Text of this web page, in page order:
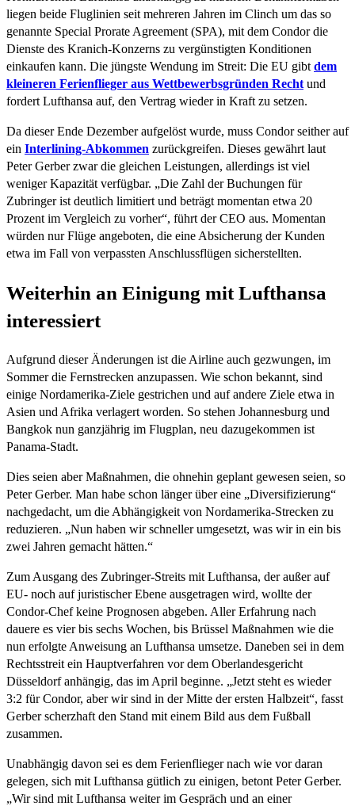
liegen beide Fluglinien seit mehreren Jahren im Clinch um das so
genannte Special Prorate Agreement (SPA), mit dem Condor die
Dienste des Kranich-Konzerns zu vergünstigten Konditionen
einkaufen kann. Die jüngste Wendung im Streit: Die EU gibt dem
kleineren Ferienflieger aus Wettbewerbsgründen Recht und
fordert Lufthansa auf, den Vertrag wieder in Kraft zu setzen.
Da dieser Ende Dezember aufgelöst wurde, muss Condor seither auf
ein Interlining-Abkommen zurückgreifen. Dieses gewährt laut
Peter Gerber zwar die gleichen Leistungen, allerdings ist viel
weniger Kapazität verfügbar. „Die Zahl der Buchungen für
Zubringer ist deutlich limitiert und beträgt momentan etwa 20
Prozent im Vergleich zu vorher“, führt der CEO aus. Momentan
würden nur Flüge angeboten, die eine Absicherung der Kunden
etwa im Fall von verpassten Anschlussflügen sicherstellten.
Weiterhin an Einigung mit Lufthansa
interessiert
Aufgrund dieser Änderungen ist die Airline auch gezwungen, im
Sommer die Fernstrecken anzupassen. Wie schon bekannt, sind
einige Nordamerika-Ziele gestrichen und auf andere Ziele etwa in
Asien und Afrika verlagert worden. So stehen Johannesburg und
Bangkok nun ganzjährig im Flugplan, neu dazugekommen ist
Panama-Stadt.
Dies seien aber Maßnahmen, die ohnehin geplant gewesen seien, so
Peter Gerber. Man habe schon länger über eine „Diversifizierung“
nachgedacht, um die Abhängigkeit von Nordamerika-Strecken zu
reduzieren. „Nun haben wir schneller umgesetzt, was wir in ein bis
zwei Jahren gemacht hätten.“
Zum Ausgang des Zubringer-Streits mit Lufthansa, der außer auf
EU- noch auf juristischer Ebene ausgetragen wird, wollte der
Condor-Chef keine Prognosen abgeben. Aller Erfahrung nach
dauere es vier bis sechs Wochen, bis Brüssel Maßnahmen wie die
nun erfolgte Anweisung an Lufthansa umsetze. Daneben sei in dem
Rechtsstreit ein Hauptverfahren vor dem Oberlandesgericht
Düsseldorf anhängig, das im April beginne. „Jetzt steht es wieder
3:2 für Condor, aber wir sind in der Mitte der ersten Halbzeit“, fasst
Gerber scherzhaft den Stand mit einem Bild aus dem Fußball
zusammen.
Unabhängig davon sei es dem Ferienflieger nach wie vor daran
gelegen, sich mit Lufthansa gütlich zu einigen, betont Peter Gerber.
„Wir sind mit Lufthansa weiter im Gespräch und an einer